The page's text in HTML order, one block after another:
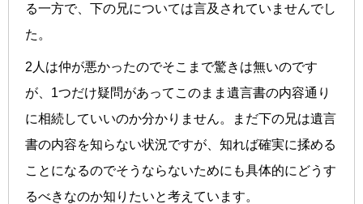
る一方で、下の兄については言及されていませんでし
た。
2人は仲が悪かったのでそこまで驚きは無いのです
が、1つだけ疑問があってこのまま遺言書の内容通り
に相続していいのか分かりません。まだ下の兄は遺言
書の内容を知らない状況ですが、知れば確実に揉める
ことになるのでそうならないためにも具体的にどうす
るべきなのか知りたいと考えています。